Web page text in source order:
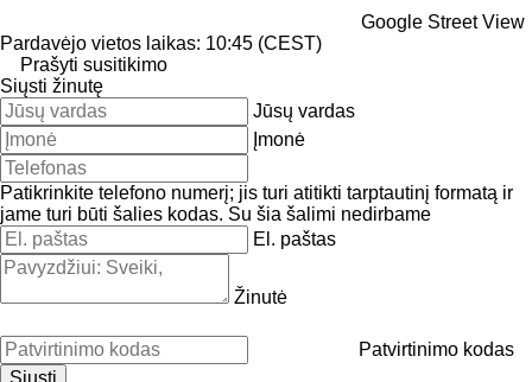
Google Street View
Pardavėjo vietos laikas: 10:45 (CEST)
Prašyti susitikimo
Siųsti žinutę
Jūsų vardas
Įmonė
Patikrinkite telefono numerį; jis turi atitikti tarptautinį formatą ir
jame turi būti šalies kodas. Su šia šalimi nedirbame
El. paštas
Žinutė
Patvirtinimo kodas